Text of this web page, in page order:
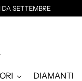
SETTEMBRE
DIAMANTI